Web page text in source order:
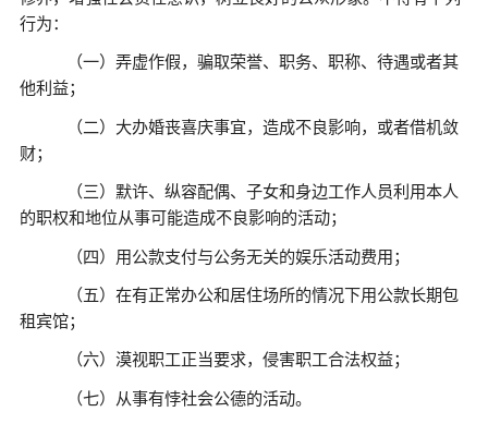
行为：
（一）弄虚作假，骗取荣誉、职务、职称、待遇或者其
他利益；
（二）大办婚丧喜庆事宜，造成不良影响，或者借机敛
财；
（三）默许、纵容配偶、子女和身边工作人员利用本人
的职权和地位从事可能造成不良影响的活动；
（四）用公款支付与公务无关的娱乐活动费用；
（五）在有正常办公和居住场所的情况下用公款长期包
租宾馆；
（六）漠视职工正当要求，侵害职工合法权益；
（七）从事有悖社会公德的活动。